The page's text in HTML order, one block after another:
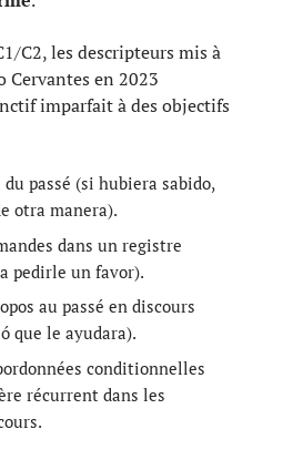
C2, les descripteurs mis à
en 2023
imparfait à des objectifs
passé (si hubiera sabido,
otra manera).
dans un registre
pedirle un favor).
au passé en discours
que le ayudara).
conditionnelles
récurrent dans les